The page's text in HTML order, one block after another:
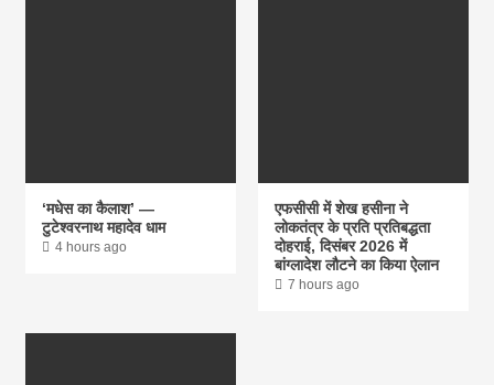
‘मधेस का कैलाश’ —
टुटेश्वरनाथ महादेव धाम
4 hours ago
एफसीसी में शेख हसीना ने
लोकतंत्र के प्रति प्रतिबद्धता
दोहराई, दिसंबर 2026 में
बांग्लादेश लौटने का किया ऐलान
7 hours ago